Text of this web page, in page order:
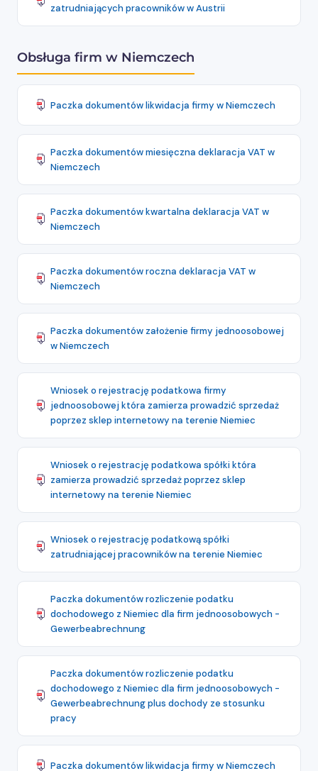
zatrudniających pracowników w Austrii
Obsługa firm w Niemczech
Paczka dokumentów likwidacja firmy w Niemczech
Paczka dokumentów miesięczna deklaracja VAT w
Niemczech
Paczka dokumentów kwartalna deklaracja VAT w
Niemczech
Paczka dokumentów roczna deklaracja VAT w
Niemczech
Paczka dokumentów założenie firmy jednoosobowej
w Niemczech
Wniosek o rejestrację podatkowa firmy
jednoosobowej która zamierza prowadzić sprzedaż
poprzez sklep internetowy na terenie Niemiec
Wniosek o rejestrację podatkowa spółki która
zamierza prowadzić sprzedaż poprzez sklep
internetowy na terenie Niemiec
Wniosek o rejestrację podatkową spółki
zatrudniającej pracowników na terenie Niemiec
Paczka dokumentów rozliczenie podatku
dochodowego z Niemiec dla firm jednoosobowych -
Gewerbeabrechnung
Paczka dokumentów rozliczenie podatku
dochodowego z Niemiec dla firm jednoosobowych -
Gewerbeabrechnung plus dochody ze stosunku
pracy
Paczka dokumentów likwidacja firmy w Niemczech